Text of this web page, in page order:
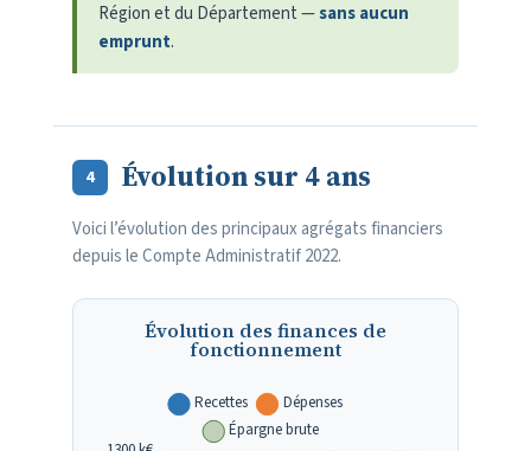
Région et du Département —sans aucun
emprunt.
4 Évolution sur 4 ans
Voici l’évolution des principaux agrégats financiers
depuis le Compte Administratif 2022.
Évolution des finances de
fonctionnement